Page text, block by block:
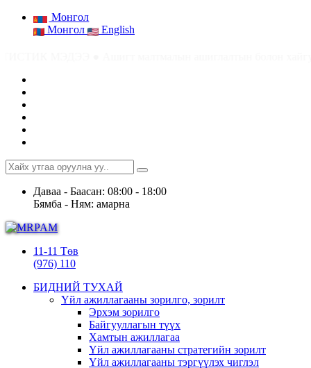
Монгол
Монгол
English
Даваа - Баасан: 08:00 - 18:00
Бямба - Ням: амарна
11-11 Төв
(976) 110
БИДНИЙ ТУХАЙ
Үйл ажиллагааны зорилго, зорилт
Эрхэм зорилго
Байгууллагын түүх
Хамтын ажиллагаа
Үйл ажиллагааны стратегийн зорилт
Үйл ажиллагааны тэргүүлэх чиглэл